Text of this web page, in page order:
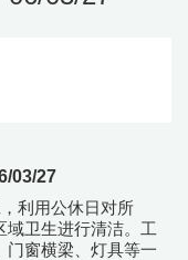
03/27
利用公休日对所
域卫生进行清洁。工
门窗横梁、灯具等一